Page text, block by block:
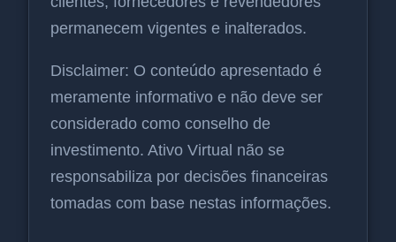
permanecem vigentes e inalterados.
Disclaimer: O conteúdo apresentado é
meramente informativo e não deve ser
considerado como conselho de
investimento. Ativo Virtual não se
responsabiliza por decisões financeiras
tomadas com base nestas informações.